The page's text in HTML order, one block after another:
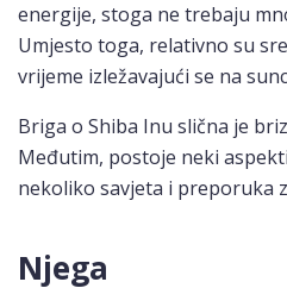
energije, stoga ne trebaju
Umjesto toga, relativno su
vrijeme izležavajući se na
Briga o Shiba Inu slična je
Međutim, postoje neki
nekoliko savjeta i preporuka
Njega